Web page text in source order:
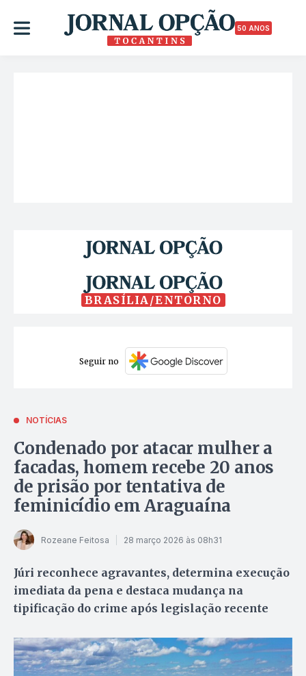
50 ANOS
BRASÍLIA/ENTORNO
Seguir no
NOTÍCIAS
Condenado por atacar mulher a
facadas, homem recebe 20 anos
de prisão por tentativa de
feminicídio em Araguaína
Rozeane Feitosa 28 março 2026 às 08h31
Júri reconhece agravantes, determina execução
imediata da pena e destaca mudança na
tipificação do crime após legislação recente